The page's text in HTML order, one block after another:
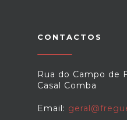
CONTACTOS
Rua do Campo de
Casal Comba
Email: